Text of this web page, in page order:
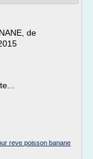
de
reve poisson banane